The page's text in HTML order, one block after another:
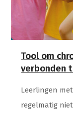
Tool om
verbonden
Leerlingen
regelmatig